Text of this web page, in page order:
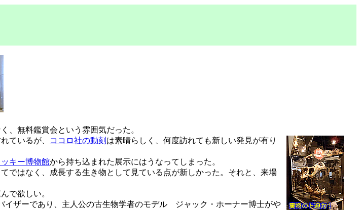
、無料鑑賞会という雰囲気だった。
ているが、 ココロ社の動刻 は素晴らしく、何度訪れても新しい発見が有り
キー博物館から持ち込まれた展示にはうなってしまった。
はなく、成長する生き物として見ている点が新しかった。それと、来場
で欲しい。
イザーであり、主人公の古生物学者のモデル ジャック・ホーナー博士がや